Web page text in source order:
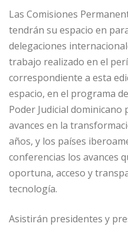
Las Comisiones
tendrán su espacio en
delegaciones
trabajo realizado en el
correspondiente a esta
espacio, en el programa
Poder Judicial
avances en la
años, y los países
conferencias los avances
oportuna, acceso y
tecnología.
Asistirán presidentes y